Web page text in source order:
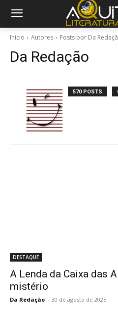
Início Autores Posts por Da
Da Redação
570 POSTS
DESTAQUE
A Lenda da Caixa das
mistério
Da Redação - 30 de agosto de 2025